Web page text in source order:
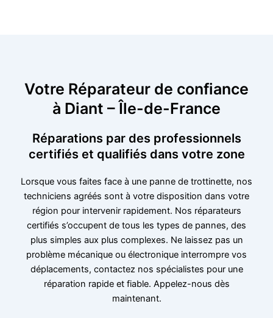
Votre Réparateur de confiance
à Diant – Île-de-France
Réparations par des professionnels
certifiés et qualifiés dans votre zone
Lorsque vous faites face à une panne de trottinette, nos
techniciens agréés sont à votre disposition dans votre
région pour intervenir rapidement. Nos réparateurs
certifiés s’occupent de tous les types de pannes, des
plus simples aux plus complexes. Ne laissez pas un
problème mécanique ou électronique interrompre vos
déplacements, contactez nos spécialistes pour une
réparation rapide et fiable. Appelez-nous dès
maintenant.